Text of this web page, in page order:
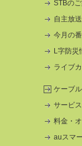
STBの
自主放
今月の
L字防災
ライブ
ケーブ
サービ
料金・
auスマ